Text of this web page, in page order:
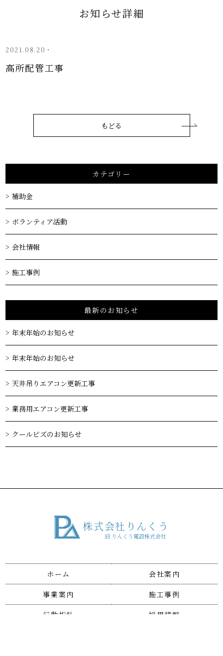
お知らせ詳細
2021.08.20・
高所配管工事
もどる
カテゴリー
補助金
ボランティア活動
会社情報
施工事例
最新のお知らせ
年末年始のお知らせ
年末年始のお知らせ
天井吊りエアコン更新工事
業務用エアコン更新工事
クールビズのお知らせ
株式会社りんくう
旧 りんくう電設株式会社
ホーム 会社案内
事業案内 施工事例
行動指針 採用情報